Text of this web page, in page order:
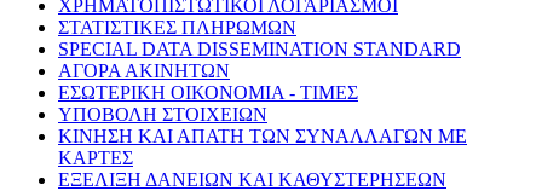
ΧΡΗΜΑΤΟΠΙΣΤΩΤΙΚΟΙ ΛΟΓΑΡΙΑΣΜΟΙ
ΣΤΑΤΙΣΤΙΚΕΣ ΠΛΗΡΩΜΩΝ
SPECIAL DATA DISSEMINATION STANDARD
ΑΓΟΡΑ ΑΚΙΝΗΤΩΝ
ΕΣΩΤΕΡΙΚΗ ΟΙΚΟΝΟΜΙΑ - ΤΙΜΕΣ
ΥΠΟΒΟΛΗ ΣΤΟΙΧΕΙΩΝ
ΚΙΝΗΣΗ ΚΑΙ ΑΠΑΤΗ ΤΩΝ ΣΥΝΑΛΛΑΓΩΝ ΜΕ
ΚΑΡΤΕΣ
ΕΞΕΛΙΞΗ ΔΑΝΕΙΩΝ ΚΑΙ ΚΑΘΥΣΤΕΡΗΣΕΩΝ